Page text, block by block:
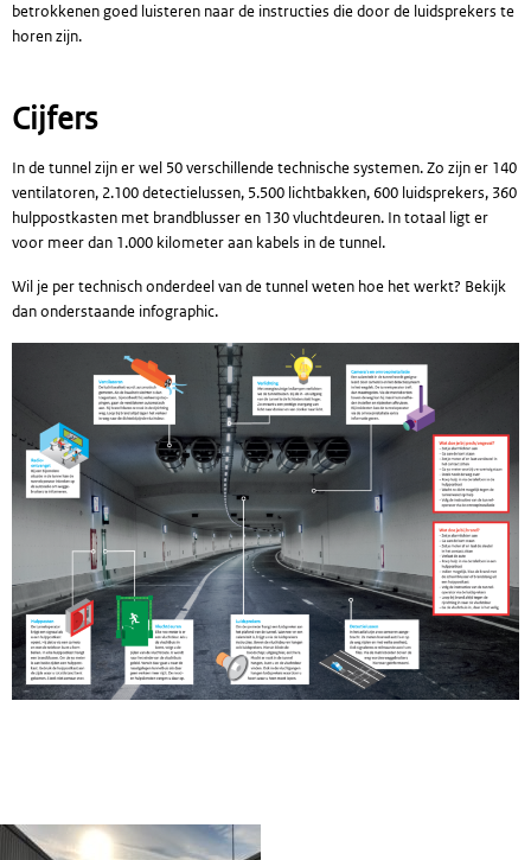
betrokkenen goed luisteren naar de instructies die door de luidsprekers te
horen zijn.
Cijfers
In de tunnel zijn er wel 50 verschillende technische systemen. Zo zijn er 140
ventilatoren, 2.100 detectielussen, 5.500 lichtbakken, 600 luidsprekers, 360
hulppostkasten met brandblusser en 130 vluchtdeuren. In totaal ligt er
voor meer dan 1.000 kilometer aan kabels in de tunnel.
Wil je per technisch onderdeel van de tunnel weten hoe het werkt? Bekijk
dan onderstaande infographic.